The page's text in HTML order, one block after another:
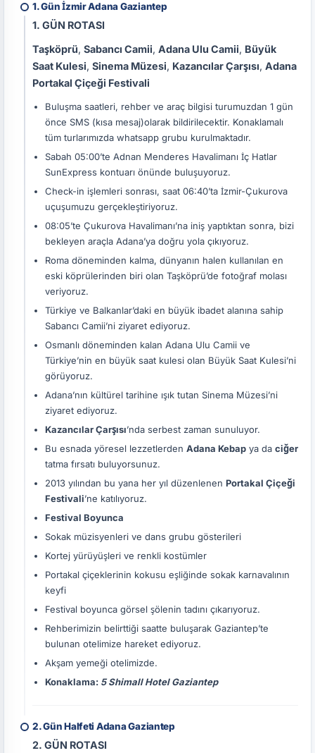
1. Gün İzmir Adana Gaziantep
1. GÜN ROTASI
Taşköprü, Sabancı Camii, Adana Ulu Camii, Büyük
Saat Kulesi, Sinema Müzesi, Kazancılar Çarşısı, Adana
Portakal Çiçeği Festivali
Buluşma saatleri, rehber ve araç bilgisi turumuzdan 1 gün
önce SMS (kısa mesaj)olarak bildirilecektir. Konaklamalı
tüm turlarımızda whatsapp grubu kurulmaktadır.
Sabah 05:00’te Adnan Menderes Havalimanı İç Hatlar
SunExpress kontuarı önünde buluşuyoruz.
Check-in işlemleri sonrası, saat 06:40’ta İzmir-Çukurova
uçuşumuzu gerçekleştiriyoruz.
08:05’te Çukurova Havalimanı’na iniş yaptıktan sonra, bizi
bekleyen araçla Adana’ya doğru yola çıkıyoruz.
Roma döneminden kalma, dünyanın halen kullanılan en
eski köprülerinden biri olan Taşköprü’de fotoğraf molası
veriyoruz.
Türkiye ve Balkanlar’daki en büyük ibadet alanına sahip
Sabancı Camii’ni ziyaret ediyoruz.
Osmanlı döneminden kalan Adana Ulu Camii ve
Türkiye’nin en büyük saat kulesi olan Büyük Saat Kulesi’ni
görüyoruz.
Adana’nın kültürel tarihine ışık tutan Sinema Müzesi’ni
ziyaret ediyoruz.
Kazancılar Çarşısı’nda serbest zaman sunuluyor.
Bu esnada yöresel lezzetlerden Adana Kebap ya da ciğer
tatma fırsatı buluyorsunuz.
2013 yılından bu yana her yıl düzenlenen Portakal Çiçeği
Festivali’ne katılıyoruz.
Festival Boyunca
Sokak müzisyenleri ve dans grubu gösterileri
Kortej yürüyüşleri ve renkli kostümler
Portakal çiçeklerinin kokusu eşliğinde sokak karnavalının
keyfi
Festival boyunca görsel şölenin tadını çıkarıyoruz.
Rehberimizin belirttiği saatte buluşarak Gaziantep’te
bulunan otelimize hareket ediyoruz.
Akşam yemeği otelimizde.
Konaklama: 5 Shimall Hotel Gaziantep
2. Gün Halfeti Adana Gaziantep
2. GÜN ROTASI